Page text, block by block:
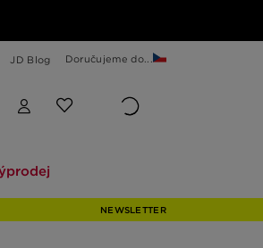
JD Blog Doručujeme do...
NEWSLETTER